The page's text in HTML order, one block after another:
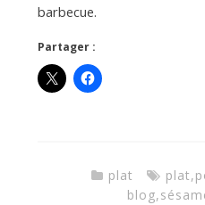
barbecue.
Partager :
plat plat,
blog,